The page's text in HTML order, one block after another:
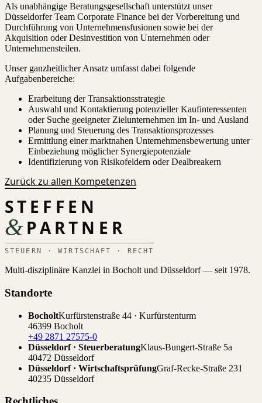
Als unabhängige Beratungsgesellschaft unterstützt unser
Düsseldorfer Team Corporate Finance bei der Vorbereitung und
Durchführung von Unternehmensfusionen sowie bei der
Akquisition oder Desinvestition von Unternehmen oder
Unternehmensteilen.
Unser ganzheitlicher Ansatz umfasst dabei folgende
Aufgabenbereiche:
Erarbeitung der Transaktionsstrategie
Auswahl und Kontaktierung potenzieller Kaufinteressenten
oder Suche geeigneter Zielunternehmen im In- und Ausland
Planung und Steuerung des Transaktionsprozesses
Ermittlung einer marktnahen Unternehmensbewertung unter
Einbeziehung möglicher Synergiepotenziale
Identifizierung von Risikofeldern oder Dealbreakern
Zurück zu allen Kompetenzen
STEFFEN
&PARTNER
STEUERN · WIRTSCHAFT · RECHT
Multi-disziplinäre Kanzlei in Bocholt und Düsseldorf — seit 1978.
Standorte
BocholtKurfürstenstraße 44 · Kurfürstenturm
46399 Bocholt
+49 2871 27575-0
Düsseldorf · SteuerberatungKlaus-Bungert-Straße 5a
40472 Düsseldorf
Düsseldorf · WirtschaftsprüfungGraf-Recke-Straße 231
40235 Düsseldorf